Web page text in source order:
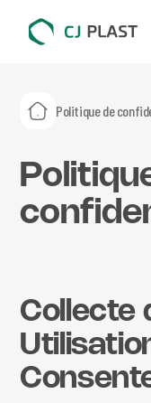
Politique de
Collecte